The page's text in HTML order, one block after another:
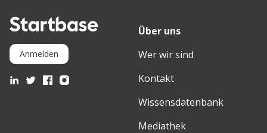
Anmelden
Über uns
Wer wir sind
Kontakt
Wissensdatenbank
Mediathek